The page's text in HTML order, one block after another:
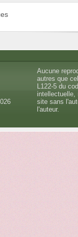
Aucune
autres que
L122-5 du
intellectuelle,
site sans
l'auteur.